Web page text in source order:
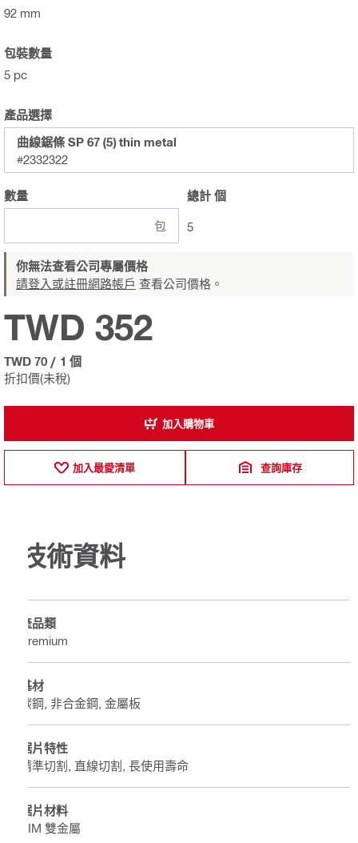
92 mm
包裝數量
5 pc
產品選擇
曲線鋸條 SP 67 (5) thin metal
#2332322
數量
包
總計 個
5
你無法查看公司專屬價格
請登入或註冊網路帳戶 查看公司價格。
折扣價(未稅)
TWD 352
TWD 70 / 1 個
加入購物車
加入最愛清單 查詢庫存
技術資料
產品類
Premium
基材
碳鋼, 非合金鋼, 金屬板
鋸片特性
精準切割, 直線切割, 長使用壽命
鋸片材料
BIM 雙金屬